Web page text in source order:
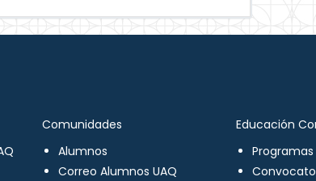
Comunidades
Alumnos
Correo Alumnos UAQ
Educación